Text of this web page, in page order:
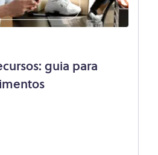
guia para